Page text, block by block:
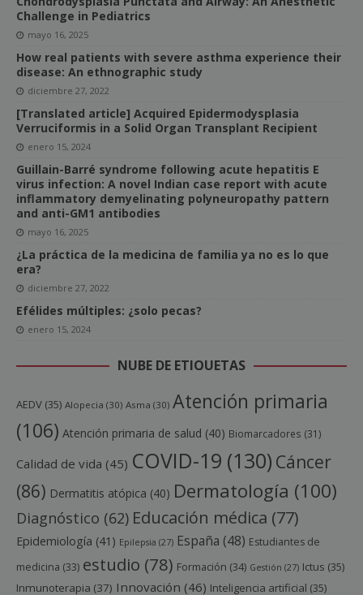
Challenge in Pediatrics
mayo 16, 2025
How real patients with severe asthma experience their
disease: An ethnographic study
diciembre 27, 2022
[Translated article] Acquired Epidermodysplasia
Verruciformis in a Solid Organ Transplant Recipient
enero 15, 2024
Guillain-Barré syndrome following acute hepatitis E
virus infection: A novel Indian case report with acute
inflammatory demyelinating polyneuropathy pattern
and anti-GM1 antibodies
mayo 16, 2025
¿La práctica de la medicina de familia ya no es lo que
era?
diciembre 27, 2022
Efélides múltiples: ¿solo pecas?
enero 15, 2024
NUBE DE ETIQUETAS
AEDV (35) Alopecia (30) Asma (30) Atención primaria
(106) Atención primaria de salud (40) Biomarcadores (31)
Calidad de vida (45) COVID-19 (130) Cáncer
(86) Dermatitis atópica (40) Dermatología (100)
Diagnóstico (62) Educación médica (77)
Epidemiología (41) Epilepsia (27) España (48) Estudiantes de
medicina (33) estudio (78) Formación (34) Gestión (27) Ictus (35)
Inmunoterapia (37) Innovación (46) Inteligencia artificial (35)